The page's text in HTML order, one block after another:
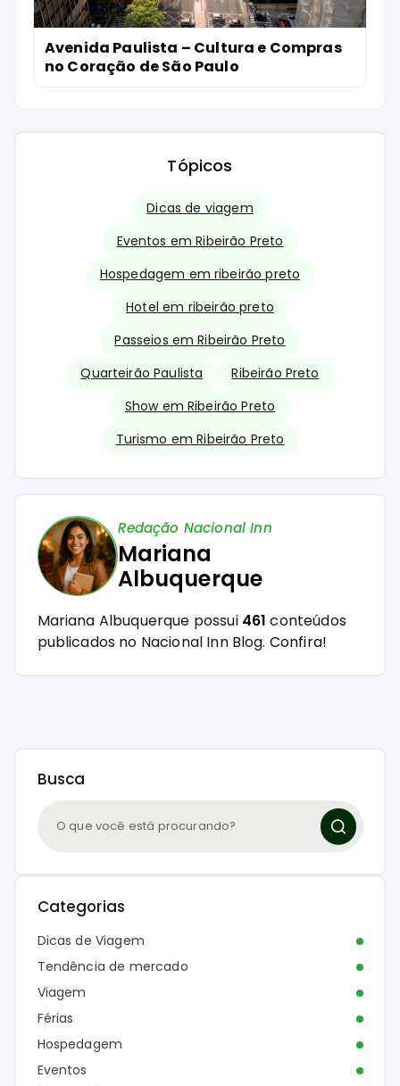
Avenida Paulista – Cultura e Compras
no Coração de São Paulo
Tópicos
Dicas de viagem
Eventos em Ribeirão Preto
Hospedagem em ribeirão preto
Hotel em ribeirão preto
Passeios em Ribeirão Preto
Quarteirão Paulista
Ribeirão Preto
Show em Ribeirão Preto
Turismo em Ribeirão Preto
Redação Nacional Inn
Mariana
Albuquerque
Mariana Albuquerque possui 461 conteúdos
publicados no Nacional Inn Blog. Confira!
Busca
Categorias
Dicas de Viagem
Tendência de mercado
Viagem
Férias
Hospedagem
Eventos